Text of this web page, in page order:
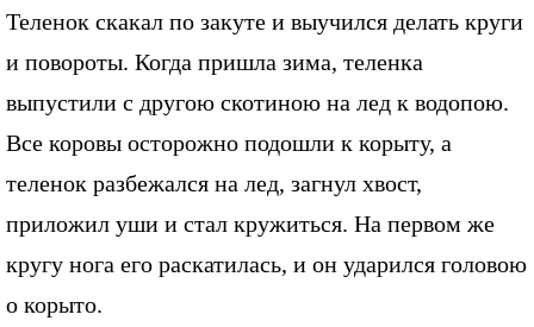
Теленок скакал по закуте и выучился делать круги
и повороты. Когда пришла зима, теленка
выпустили с другою скотиною на лед к водопою.
Все коровы осторожно подошли к корыту, а
теленок разбежался на лед, загнул хвост,
приложил уши и стал кружиться. На первом же
кругу нога его раскатилась, и он ударился головою
о корыто.